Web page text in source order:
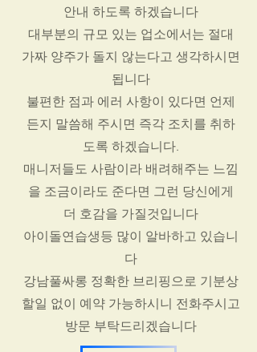
안내 하도록 하겠습니다
대부분의 규모 있는 업소에서는 절대
가짜 양주가 돌지 않는다고 생각하시면
됩니다
불편한 점과 에러 사항이 있다면 언제
든지 말씀해 주시면 즉각 조치를 취하
도록 하겠습니다.
매니저들도 사람이라 배려해주는 느낌
을 조금이라도 준다면 그런 당신에게
더 호감을 가질것입니다
아이돌연습생등 많이 알바하고 있습니
다
강남풀싸롱 정확한 브리핑으로 기분상
할일 없이 예약 가능하시니 전화주시고
방문 부탁드리겠습니다